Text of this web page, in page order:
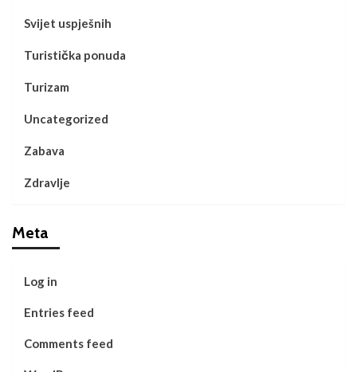
Svijet uspješnih
Turistička ponuda
Turizam
Uncategorized
Zabava
Zdravlje
Meta
Log in
Entries feed
Comments feed